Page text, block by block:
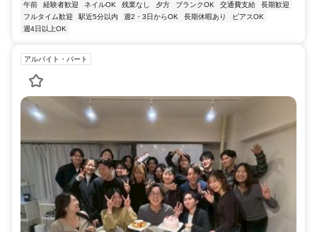
午前
経験者歓迎 ネイルOK 残業なし 夕方 ブランクOK 交通費支給
長期歓迎
フルタイム歓迎
駅近5分以内 週2・3日からOK 長期休暇あり
ピアスOK
週4日以上OK
アルバイト・パート